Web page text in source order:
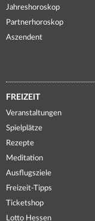
Jahreshoroskop
Partnerhoroskop
Aszendent
FREIZEIT
Veranstaltungen
Spielplätze
Rezepte
Meditation
Ausflugsziele
Freizeit-Tipps
Ticketshop
Lotto Hessen